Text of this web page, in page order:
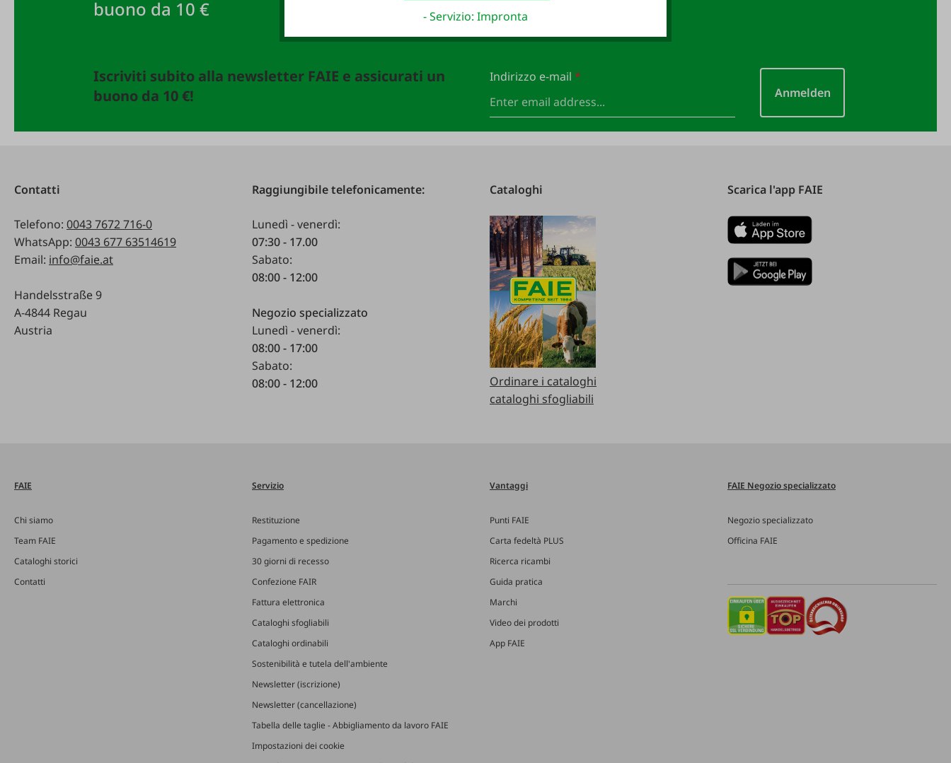
buono da 10 €
Iscriviti subito alla newsletter FAIE e assicurati un
buono da 10 €!
Indirizzo e-mail *
Anmelden
Contatti
Telefono: 0043 7672 716-0
WhatsApp: 0043 677 63514619
Email: info@faie.at
Handelsstraße 9
A-4844 Regau
Austria
Raggiungibile telefonicamente:
Lunedì - venerdì:
07:30 - 17.00
Sabato:
08:00 - 12:00
Negozio specializzato
Lunedì - venerdì:
08:00 - 17:00
Sabato:
08:00 - 12:00
Cataloghi
Ordinare i cataloghi
cataloghi sfogliabili
Scarica l'app FAIE
FAIE
Chi siamo
Team FAIE
Cataloghi storici
Contatti
Servizio
Restituzione
Pagamento e spedizione
30 giorni di recesso
Confezione FAIR
Fattura elettronica
Cataloghi sfogliabili
Cataloghi ordinabili
Sostenibilità e tutela dell'ambiente
Newsletter (iscrizione)
Newsletter (cancellazione)
Tabella delle taglie - Abbigliamento da lavoro FAIE
Impostazioni dei cookie
Vantaggi
Punti FAIE
Carta fedeltà PLUS
Ricerca ricambi
Guida pratica
Marchi
Video dei prodotti
App FAIE
FAIE Negozio specializzato
Negozio specializzato
Officina FAIE
- Servizio: Impronta